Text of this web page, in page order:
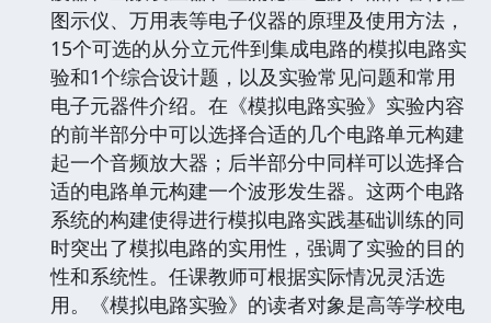
图示仪、万用表等电子仪器的原理及使用方法，
15个可选的从分立元件到集成电路的模拟电路实
验和1个综合设计题，以及实验常见问题和常用
电子元器件介绍。在《模拟电路实验》实验内容
的前半部分中可以选择合适的几个电路单元构建
起一个音频放大器；后半部分中同样可以选择合
适的电路单元构建一个波形发生器。这两个电路
系统的构建使得进行模拟电路实践基础训练的同
时突出了模拟电路的实用性，强调了实验的目的
性和系统性。任课教师可根据实际情况灵活选
用。《模拟电路实验》的读者对象是高等学校电